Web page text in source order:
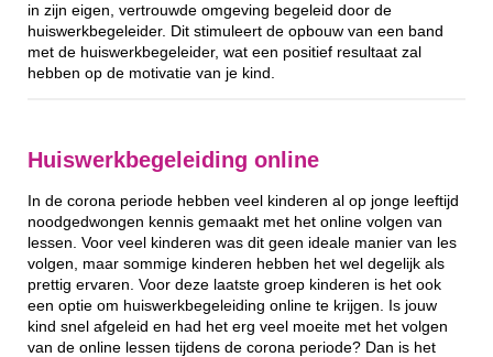
in zijn eigen, vertrouwde omgeving begeleid door de
huiswerkbegeleider. Dit stimuleert de opbouw van een band
met de huiswerkbegeleider, wat een positief resultaat zal
hebben op de motivatie van je kind.
Huiswerkbegeleiding online
In de corona periode hebben veel kinderen al op jonge leeftijd
noodgedwongen kennis gemaakt met het online volgen van
lessen. Voor veel kinderen was dit geen ideale manier van les
volgen, maar sommige kinderen hebben het wel degelijk als
prettig ervaren. Voor deze laatste groep kinderen is het ook
een optie om huiswerkbegeleiding online te krijgen. Is jouw
kind snel afgeleid en had het erg veel moeite met het volgen
van de online lessen tijdens de corona periode? Dan is het